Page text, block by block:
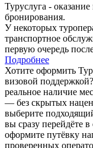
Туруслуга -
бронирования.
У некоторых
транспортное
первую очередь
Подробнее
Хотите оформить
визовой
реальное наличие
— без скрытых
выберите
вы сразу перейдёте
оформите путёвку
проверенных